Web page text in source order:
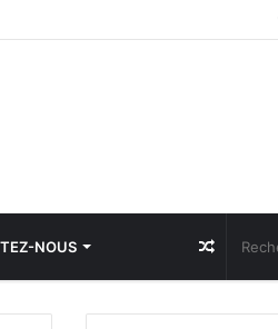
NOUS Article
Aléatoire